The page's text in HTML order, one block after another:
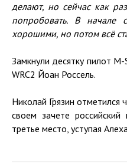
делают, но сейчас как
попробовать. В начале
хорошими, но потом всё
Замкнули десятку пилот
WRC2 Йоан Россель.
Николай Грязин отметился
своем зачете
третье место, уступая